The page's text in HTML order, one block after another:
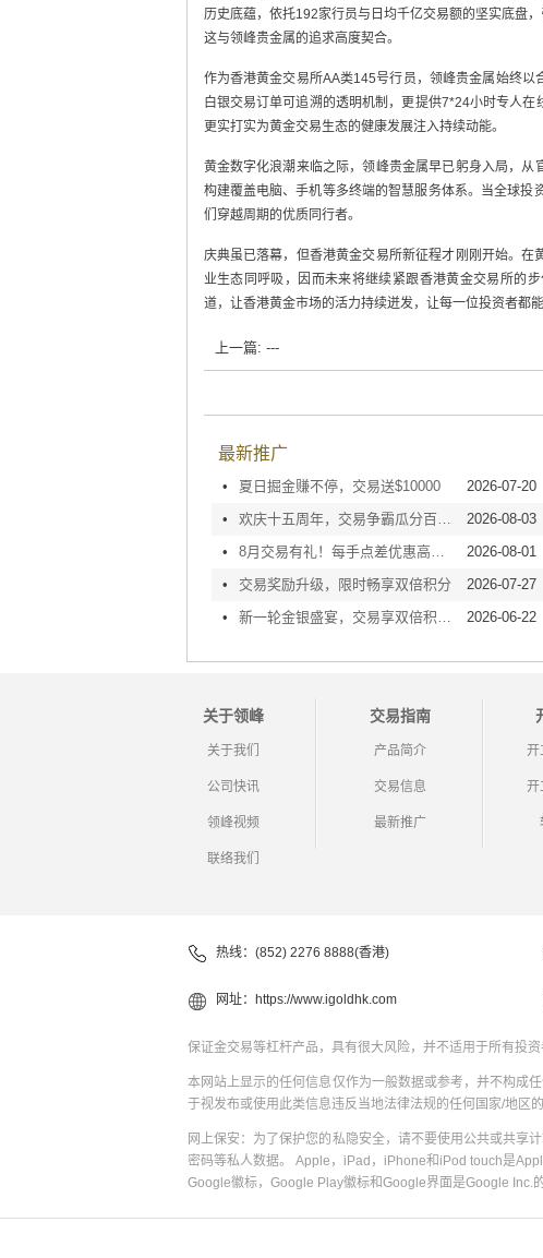
历史底蕴，依托192家行员与日均千亿交易额的坚实底盘
这与领峰贵金属的追求高度契合。
作为香港黄金交易所AA类145号行员，领峰贵金属始终
白银交易订单可追溯的透明机制，更提供7*24小时专人在
更实打实为黄金交易生态的健康发展注入持续动能。
黄金数字化浪潮来临之际，领峰贵金属早已躬身入局，从
构建覆盖电脑、手机等多终端的智慧服务体系。当全球
们穿越周期的优质同行者。
庆典虽已落幕，但香港黄金交易所新征程才刚刚开始。
业生态同呼吸，因而未来将继续紧跟香港黄金交易所的
道，让香港黄金市场的活力持续迸发，让每一位投资者都
上一篇: ---
最新推广
• 夏日掘金赚不停，交易送$10000
2026-07-20
•
欢庆十五周年，交易争霸瓜分百万奖金！
2026-08-03
•
2026-08-01
•
交易奖励升级，限时畅享双倍积分
2026-07-27
•
2026-06-22
关于领峰
关于我们
公司快讯
领峰视频
联络我们
交易指南
产品简介
交易信息
最新推广
开
开
热线：(852) 2276 8888(香港)
网址： https://www.igoldhk.com
保证金交易等杠杆产品，具有很大风险，并不适用于所有投
本网站上显示的任何信息仅作为一般数据或参考，并不构成
于视发布或使用此类信息违反当地法律法规的任何国家/地区
网上保安：为了保护您的私隐安全，请不要使用公共或共享
密码等私人数据。 Apple，iPad，iPhone和iPod touch是
Google徽标，Google Play徽标和Google界面是Google Inc.